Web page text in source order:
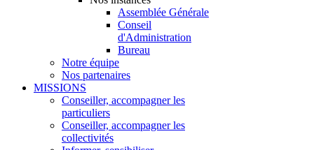
Assemblée Générale
Conseil
d'Administration
Bureau
Notre équipe
Nos partenaires
MISSIONS
Conseiller, accompagner les
particuliers
Conseiller, accompagner les
collectivités